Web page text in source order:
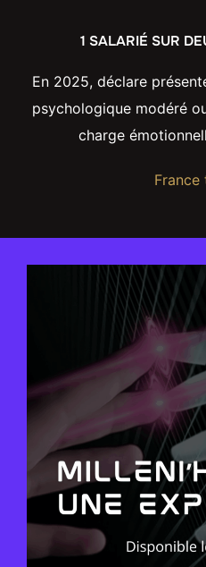
1 SALARIÉ SUR
En 2025, déclare
psychologique modéré
charge
France